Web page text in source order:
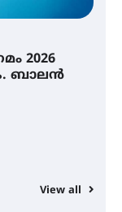
2026
ബാലൻ
View all
വറീത്